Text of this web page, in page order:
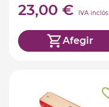
23,00 € IVA inclòs
Afegir